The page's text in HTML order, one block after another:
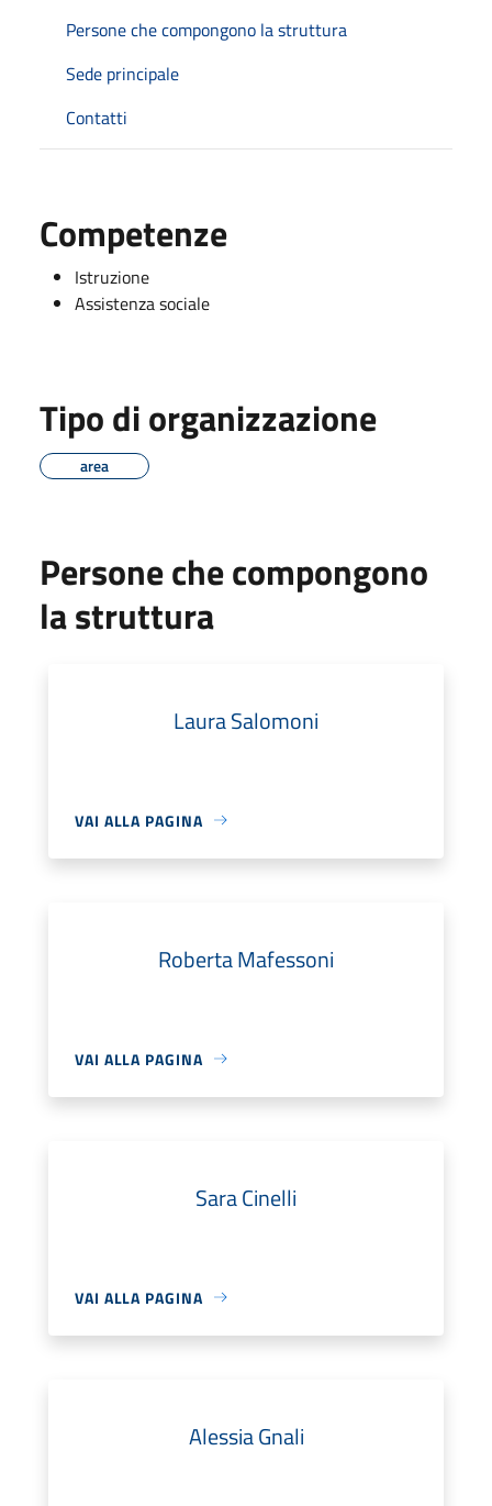
Persone che compongono la struttura
Sede principale
Contatti
Competenze
Istruzione
Assistenza sociale
Tipo di organizzazione
area
Persone che compongono
la struttura
Laura Salomoni
VAI ALLA PAGINA
Roberta Mafessoni
VAI ALLA PAGINA
Sara Cinelli
VAI ALLA PAGINA
Alessia Gnali